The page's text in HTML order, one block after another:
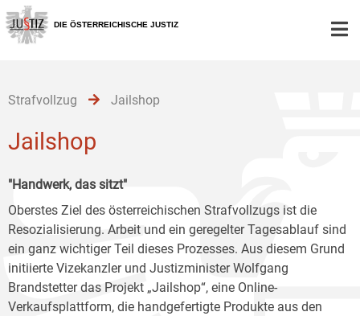
Zur
Hauptnavigation
[1]
Zum
Inhalt
[2]
Zum
Untermenü
[3]
DIE ÖSTERREICHISCHE JUSTIZ
Strafvollzug Jailshop
Jailshop
"Handwerk, das sitzt"
Oberstes Ziel des österreichischen Strafvollzugs ist die
Resozialisierung. Arbeit und ein geregelter Tagesablauf sind
ein ganz wichtiger Teil dieses Prozesses. Aus diesem Grund
initiierte Vizekanzler und Justizminister Wolfgang
Brandstetter das Projekt „Jailshop“, eine Online-
Verkaufsplattform, die handgefertigte Produkte aus den